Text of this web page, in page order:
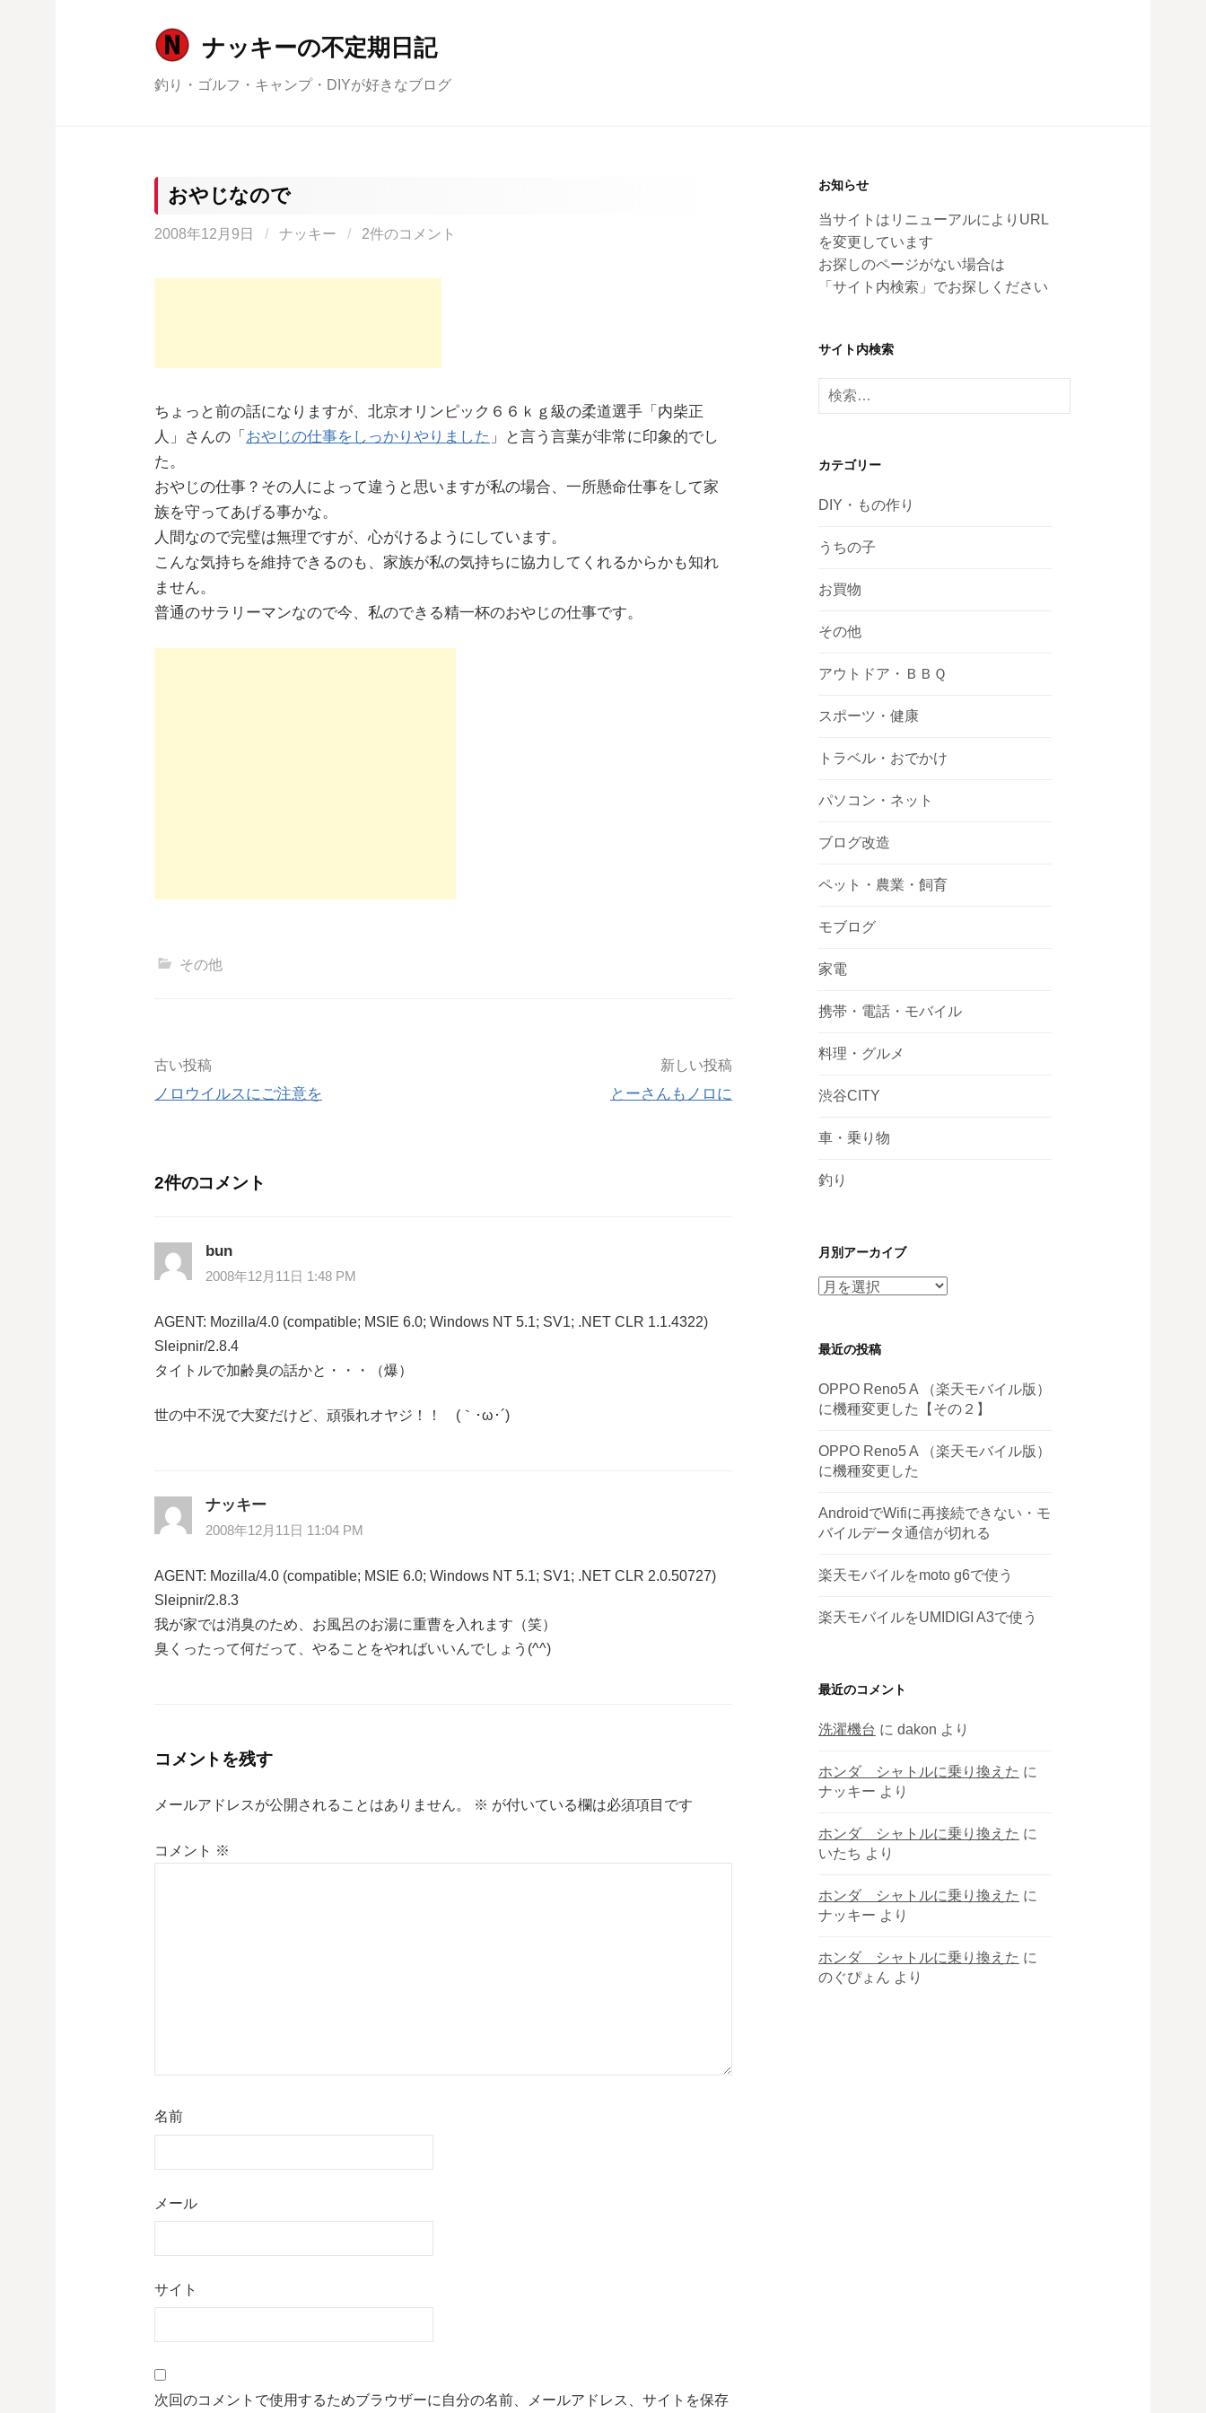
ナッキーの不定期日記
釣り・ゴルフ・キャンプ・DIYが好きなブログ
おやじなので
2008年12月9日 / ナッキー / 2件のコメント
ちょっと前の話になりますが、北京オリンピック６６ｋｇ級の柔道選手「内柴正
人」さんの「 おやじの仕事をしっかりやりました 」と言う言葉が非常に印象的でし
た。
おやじの仕事？その人によって違うと思いますが私の場合、一所懸命仕事をして家
族を守ってあげる事かな。
人間なので完璧は無理ですが、心がけるようにしています。
こんな気持ちを維持できるのも、家族が私の気持ちに協力してくれるからかも知れ
ません。
普通のサラリーマンなので今、私のできる精一杯のおやじの仕事です。
その他
投
ビ
ゲ
ー
シ
ョ
ン
古い投稿
ノロウイルスにご注意を
新しい投稿
とーさんもノロに
2件のコメント
bun
2008年12月11日 1:48 PM
AGENT: Mozilla/4.0 (compatible; MSIE 6.0; Windows NT 5.1; SV1; .NET CLR 1.1.4322)
Sleipnir/2.8.4
タイトルで加齢臭の話かと・・・（爆）
世の中不況で大変だけど、頑張れオヤジ！！ (｀･ω･´)
ナッキー
2008年12月11日 11:04 PM
AGENT: Mozilla/4.0 (compatible; MSIE 6.0; Windows NT 5.1; SV1; .NET CLR 2.0.50727)
Sleipnir/2.8.3
我が家では消臭のため、お風呂のお湯に重曹を入れます（笑）
臭くったって何だって、やることをやればいいんでしょう(^^)
コメントを残す
メールアドレスが公開されることはありません。 ※ が付いている欄は必須項目です
コメント ※
名前
メール
サイト
次回のコメントで使用するためブラウザーに自分の名前、メールアドレス、サイトを保存
お知らせ
当サイトはリニューアルによりURL
を変更しています
お探しのページがない場合は
「サイト内検索」でお探しください
サイト内検索
検
索:
カテゴリー
DIY・もの作り
うちの子
お買物
その他
アウトドア・ＢＢＱ
スポーツ・健康
トラベル・おでかけ
パソコン・ネット
ブログ改造
ペット・農業・飼育
モブログ
家電
携帯・電話・モバイル
料理・グルメ
渋谷CITY
車・乗り物
釣り
月別アーカイブ
月
ー
イ
ブ
最近の投稿
OPPO Reno5 A （楽天モバイル版）
に機種変更した【その２】
OPPO Reno5 A （楽天モバイル版）
に機種変更した
AndroidでWifiに再接続できない・モ
バイルデータ通信が切れる
楽天モバイルをmoto g6で使う
楽天モバイルをUMIDIGI A3で使う
最近のコメント
洗濯機台 に dakon より
ホンダ シャトルに乗り換えた に
ナッキー より
ホンダ シャトルに乗り換えた に
いたち より
ホンダ シャトルに乗り換えた に
ナッキー より
ホンダ シャトルに乗り換えた に
のぐぴょん より